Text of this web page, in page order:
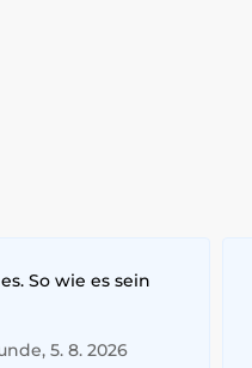
So wie es sein
5. 8. 2026